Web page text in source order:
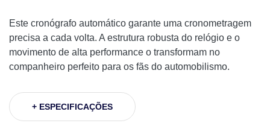
Este cronógrafo automático garante uma cronometragem
precisa a cada volta. A estrutura robusta do relógio e o
movimento de alta performance o transformam no
companheiro perfeito para os fãs do automobilismo.
+ ESPECIFICAÇÕES